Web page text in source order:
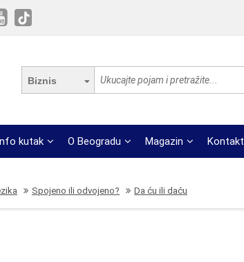
Biznis
kutak O Beogradu Magazin Kontakt
Spojeno ili odvojeno? Da ću ili daću